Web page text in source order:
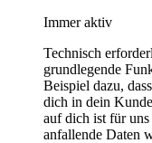
Immer aktiv
Technisch
grundlegende
Beispiel dazu,
dich in dein
auf dich ist für
anfallende Daten